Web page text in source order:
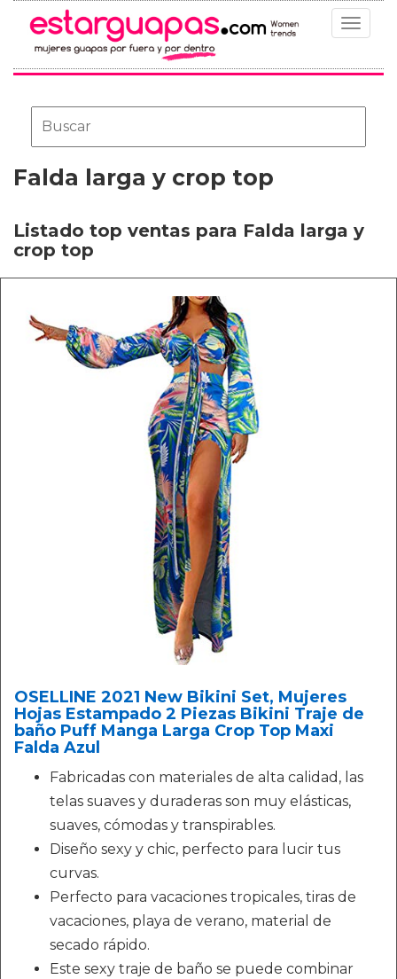
Toggle
Falda larga y crop top
Listado top ventas para Falda larga y
crop top
OSELLINE 2021 New Bikini Set, Mujeres
Hojas Estampado 2 Piezas Bikini Traje de
baño Puff Manga Larga Crop Top Maxi
Falda Azul
Fabricadas con materiales de alta calidad, las
telas suaves y duraderas son muy elásticas,
suaves, cómodas y transpirables.
Diseño sexy y chic, perfecto para lucir tus
curvas.
Perfecto para vacaciones tropicales, tiras de
vacaciones, playa de verano, material de
secado rápido.
Este sexy traje de baño se puede combinar